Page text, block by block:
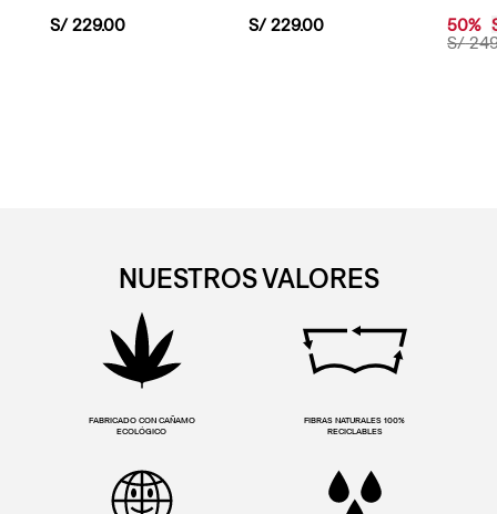
S/ 229.00 S/ 229.00
S/
50%
NUESTROS VALORES
FABRICADO CON CAÑAMO
ECOLÓGICO
FIBRAS NATURALES 100%
RECICLABLES